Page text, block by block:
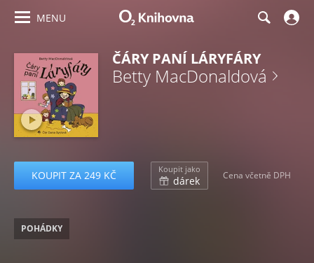
MENU
ČÁRY PANÍ LÁRYFÁRY
Betty MacDonaldová
KOUPIT ZA 249 KČ Koupit jako
dárek Cena včetně DPH
POHÁDKY